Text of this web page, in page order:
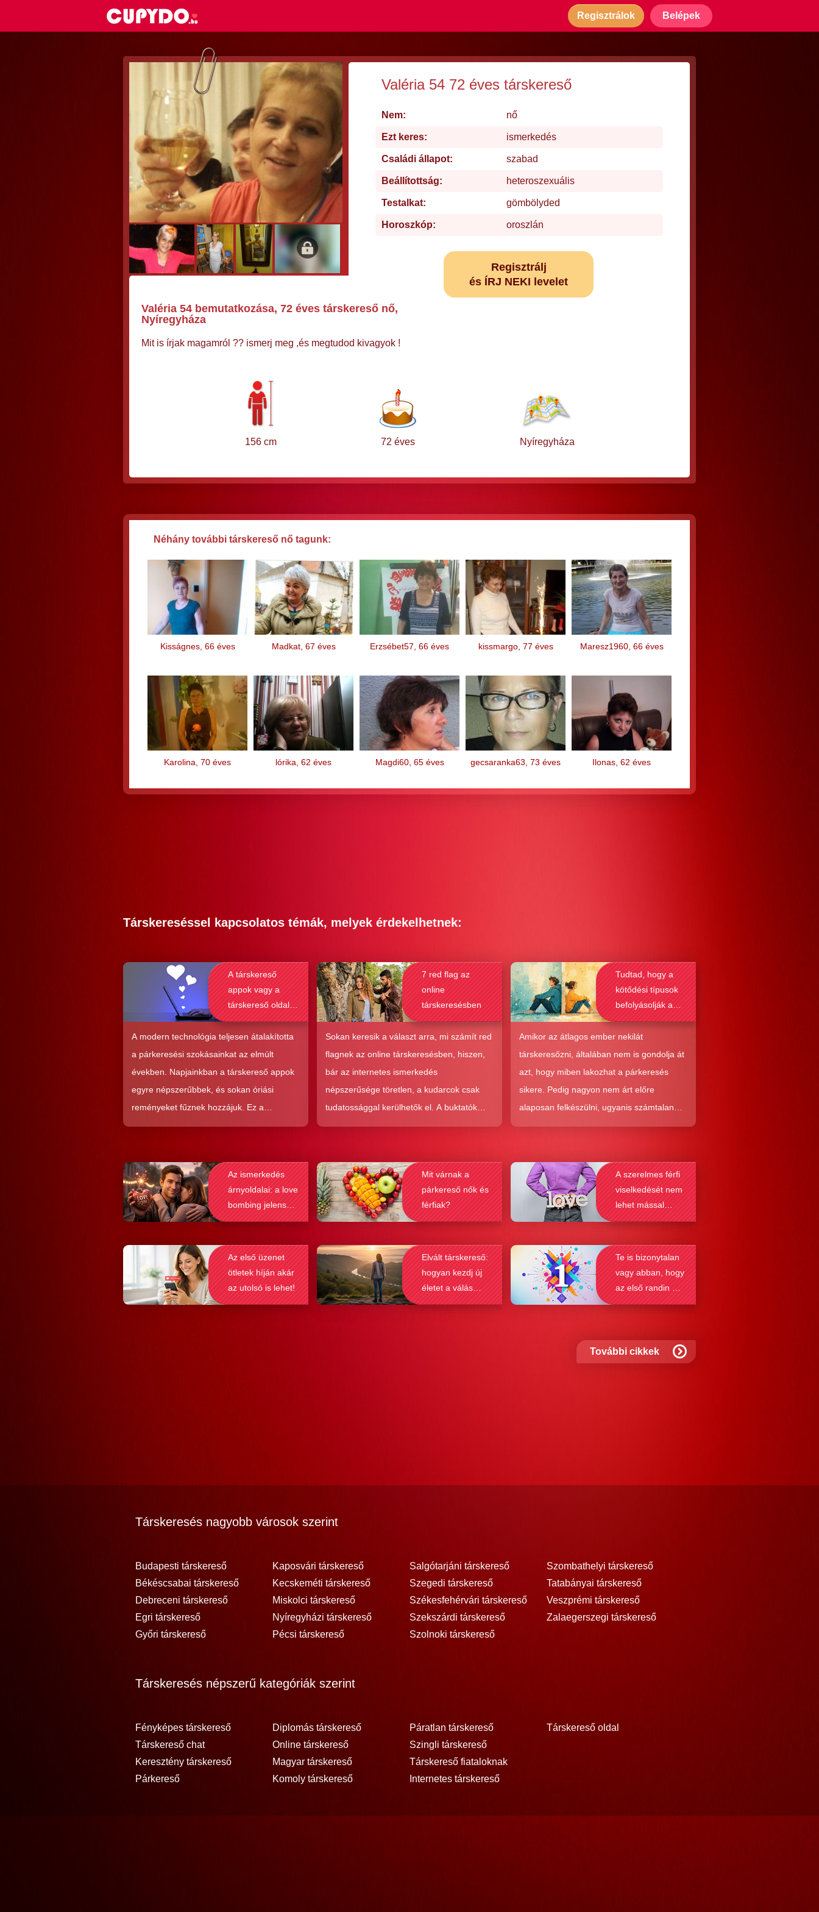
Regisztrálok Belépek
Valéria 54 72 éves társkereső
Nem: nő
Ezt keres: ismerkedés
Családi állapot: szabad
Beállítottság: heteroszexuális
Testalkat: gömbölyded
Horoszkóp: oroszlán
Regisztrálj
és ÍRJ NEKI levelet
Valéria 54 bemutatkozása, 72 éves társkereső nő,
Nyíregyháza
Mit is írjak magamról ?? ismerj meg ,és megtudod kivagyok !
156 cm 72 éves Nyíregyháza
Néhány további társkereső nő tagunk:
Kisságnes, 66 éves Madkat, 67 éves Erzsébet57, 66 éves kissmargo, 77 éves Maresz1960, 66 éves
Karolina, 70 éves lórika, 62 éves Magdi60, 65 éves gecsaranka63, 73 éves Ilonas, 62 éves
Társkereséssel kapcsolatos témák, melyek érdekelhetnek:
A társkereső
appok vagy a
társkereső oldalak
alkalmasabbak a
komoly kapcsolat
kialakításához?
A modern technológia teljesen átalakította
a párkeresési szokásainkat az elmúlt
években. Napjainkban a társkereső appok
egyre népszerűbbek, és sokan óriási
reményeket fűznek hozzájuk. Ez a
közkedveltség egyáltalán nem véletlen,
nagyon könnyen és gyorsan lehet sikereket
elérni a flörtölésben. A legfőbb kérdés
azonban az, hogy ezek az alkalmazások
valóban hozzásegítenek-e minket egy
7 red flag az
online
társkeresésben
Sokan keresik a választ arra, mi számít red
flagnek az online társkeresésben, hiszen,
bár az internetes ismerkedés
népszerűsége töretlen, a kudarcok csak
tudatossággal kerülhetők el. A buktatók
ellenére ez a társkeresési forma joggal
hatékonyság, amit ad, nehezen
felülmúlható.
Tudtad, hogy a
kötődési típusok
befolyásolják a
társkeresést is?
Amikor az átlagos ember nekilát
társkeresőzni, általában nem is gondolja át
azt, hogy miben lakozhat a párkeresés
sikere. Pedig nagyon nem árt előre
alaposan felkészülni, ugyanis számtalan
kudarctól képes megmenteni téged is az,
társkeresés működését, a párkapcsolatok
sikerének a receptjét, melyeket vizsgálva
bebizonyosodik, hogy a kötődési típusok
befolyásolják a társkeresést.
Az ismerkedés
árnyoldalai: a love
bombing jelenség
felismerése
Mit várnak a
párkereső nők és
férfiak?
A szerelmes férfi
viselkedését nem
lehet mással
összetéveszteni
Az első üzenet
ötletek híján akár
az utolsó is lehet!
Elvált társkereső:
hogyan kezdj új
életet a válás
után?
Te is bizonytalan
vagy abban, hogy
az első randin mit
szabad és mit
További cikkek
Társkeresés nagyobb városok szerint
Budapesti társkereső
Békéscsabai társkereső
Debreceni társkereső
Egri társkereső
Győri társkereső
Kaposvári társkereső
Kecskeméti társkereső
Miskolci társkereső
Nyíregyházi társkereső
Pécsi társkereső
Salgótarjáni társkereső
Szegedi társkereső
Székesfehérvári társkereső
Szekszárdi társkereső
Szolnoki társkereső
Szombathelyi társkereső
Tatabányai társkereső
Veszprémi társkereső
Zalaegerszegi társkereső
Társkeresés népszerű kategóriák szerint
Fényképes társkereső
Társkereső chat
Keresztény társkereső
Párkereső
Diplomás társkereső
Online társkereső
Magyar társkereső
Komoly társkereső
Páratlan társkereső
Szingli társkereső
Társkereső fiataloknak
Internetes társkereső
Társkereső oldal